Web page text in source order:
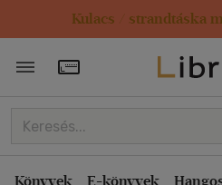
Kulacs / strandtáska
Törzsvásárlói Kártya
Könyvek E-könyvek